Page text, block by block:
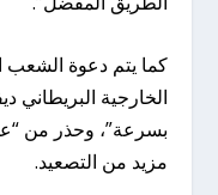
كما يتم دعوة الشعب
الخارجية البريطاني
بسرعة”، وحذر من
مزيد من التصعيد.